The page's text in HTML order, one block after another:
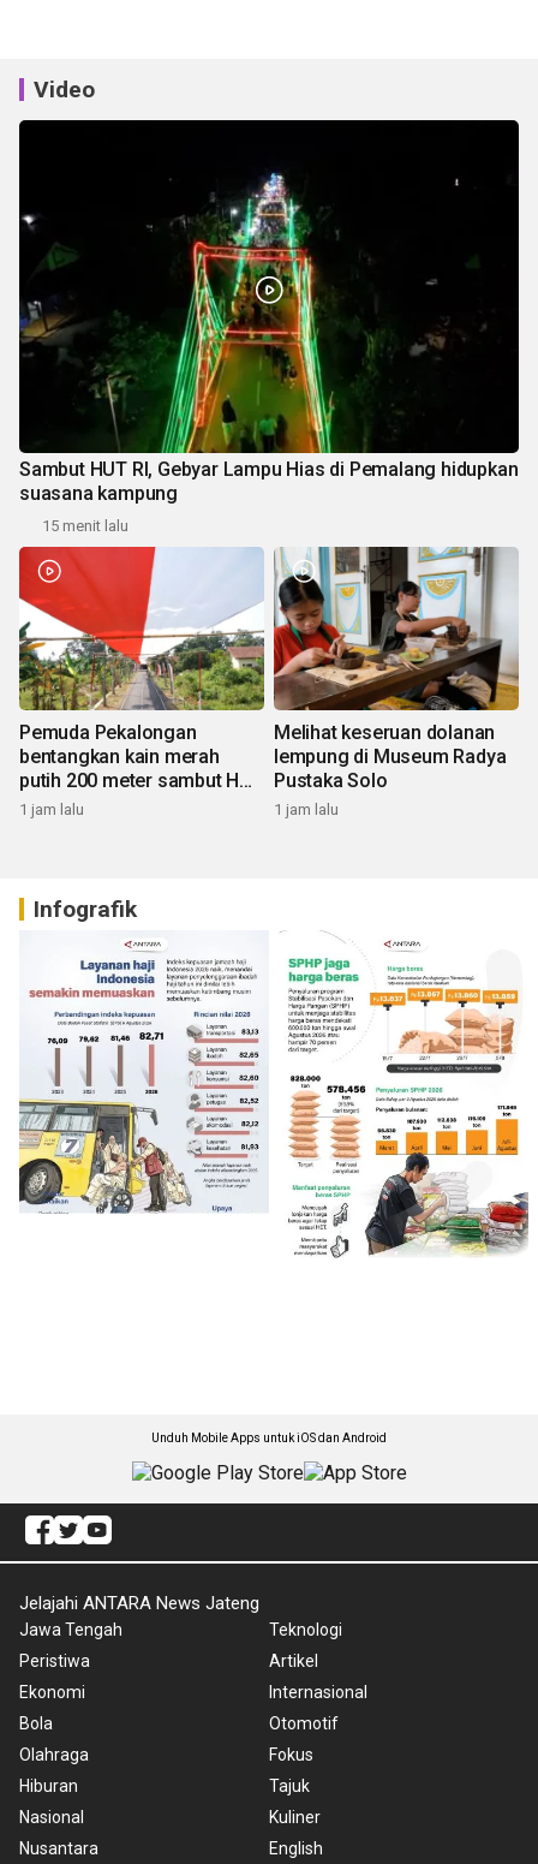
Video
Sambut HUT RI, Gebyar Lampu Hias di Pemalang hidupkan
suasana kampung
15 menit lalu
Pemuda Pekalongan
bentangkan kain merah
putih 200 meter sambut HUT
RI
1 jam lalu
Melihat keseruan dolanan
lempung di Museum Radya
Pustaka Solo
1 jam lalu
Infografik
Unduh Mobile Apps untuk iOS dan Android
Jelajahi ANTARA News Jateng
Jawa Tengah
Peristiwa
Ekonomi
Bola
Olahraga
Hiburan
Nasional
Nusantara
Teknologi
Artikel
Internasional
Otomotif
Fokus
Tajuk
Kuliner
English